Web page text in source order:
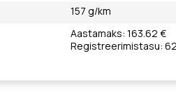
157 g/km
Aastamaks: 163.62 €
Registreerimistasu: